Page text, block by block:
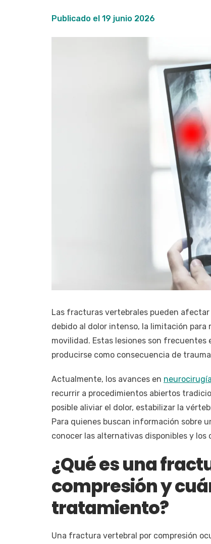
Publicado el 19 junio 2026
Las fracturas vertebrales pueden
debido al dolor intenso, la limitación
movilidad. Estas lesiones son
producirse como consecuencia de
Actualmente, los avances en neurocirugía
recurrir a procedimientos abiertos
posible aliviar el dolor, estabilizar la
Para quienes buscan información sobre
conocer las alternativas disponibles y
¿Qué es una
compresión y
tratamiento?
Una fractura vertebral por compresión